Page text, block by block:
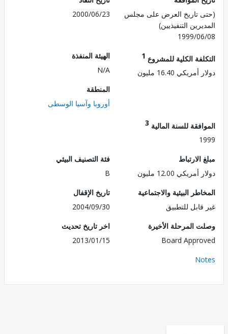
تاريخ العرض على مجلس
التنفيذيين)
1999/
2000/06/23
الكلية للمشروع1
16.40 مليون
الهيئة المنفذة
أوروبا وآسيا الوسطى
للسنة المالية3
12.00 مليون
فئة التصنيف البيئي
البيئية والاجتماعية
للتطبيق
تاريخ الإقفال
2004/09/30
المرحلة الأخيرة
Board
اخر تاريخ تحديث
2013/01/15